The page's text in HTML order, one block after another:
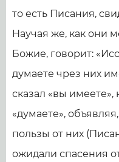
то есть Писания,
Научая же, как они
Божие, говорит:
думаете чрез них
сказал «вы имеете»,
«думаете»,
пользы от них
ожидали спасения